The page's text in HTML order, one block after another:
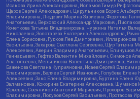
Исакова Ирина Александровна, Исламов Тимур
Щаров Сергей Алексадрович, Цирульников Борис
Владимировна, Людевиг Марина Зариевна, Федотова
Анатольевич, Верховский Александр Маркович,
Кочеткова Татьяна Владимировна, Чуркина Наталья
Николаевна, Золотарева Екатерина Александровна,
Елена Борисовна, Гудков Лев Дмитриевич, Илларионова
Васильевна, Захарова Светлана Сергеевна, Щур Татьяна
Алексеевич, Аверин Владимир Анатольевич, Блинушов
Геннадьевич, Гефтер Валентин Михайлович, Симонов
Анатольевна, Мельникова Валентина Дмитриевна,
Баженова Светлана Куприяновна, Исаев Сергей
Владимирович, Беляев Сергей Иванович, Голубева
Алексеевна, Закс Елена Владимировна, Буртина Елена
Залмановна, Кокорина Екатерина Алексеевна, Шуманов
Юрьевна, Свечников Анатолий Мариевич, Прохоров
Владимировна, Подузов Сергей Васильевич, Протасова